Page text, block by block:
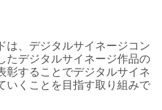
は、デジタルサイネージコン
たデジタルサイネージ作品の
彰することでデジタルサイネ
いくことを目指す取り組みで